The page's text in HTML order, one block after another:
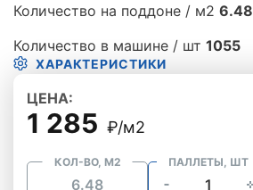
Количество на поддоне / м2 6.48
Количество в машине / шт 1055
ХАРАКТЕРИСТИКИ
ЦЕНА:
1 285 ₽/м2
КОЛ-ВО, М2 ПАЛЛЕТЫ, ШТ